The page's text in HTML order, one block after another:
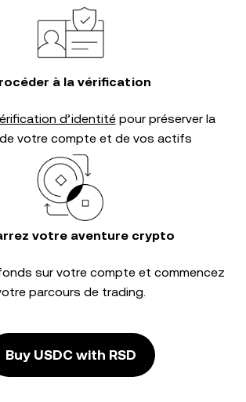
à la vérification
d’identitépour préserver la
votre compte et de vos actifs
votre aventure crypto
sur votre compte et commencez
parcours de trading.
Buy USDC with RSD